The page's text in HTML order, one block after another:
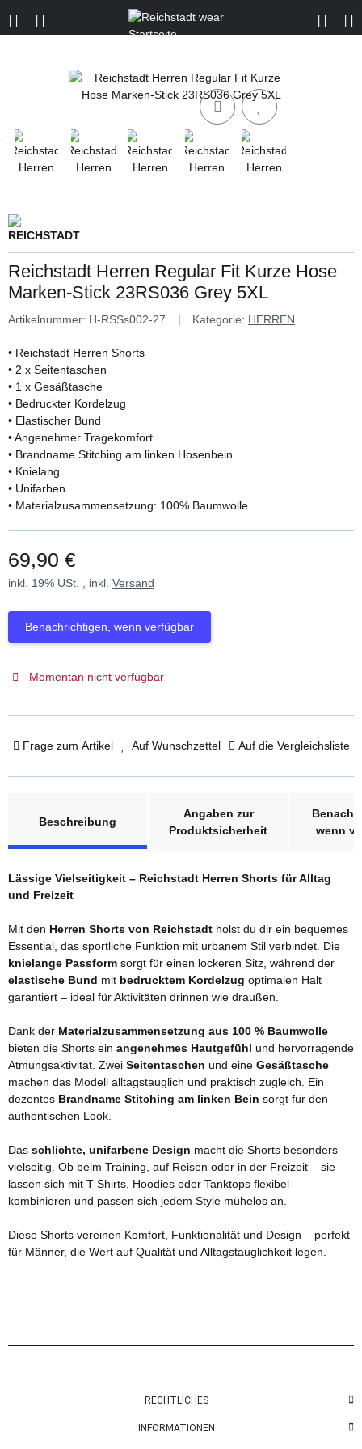
Reichstadt Herren Regular Fit Kurze Hose
Marken-Stick 23RS036 Grey 5XL
Artikelnummer: H-RSSs002-27 Kategorie: HERREN
• Reichstadt Herren Shorts
• 2 x Seitentaschen
• 1 x Gesäßtasche
• Bedruckter Kordelzug
• Elastischer Bund
• Angenehmer Tragekomfort
• Brandname Stitching am linken Hosenbein
• Knielang
• Unifarben
• Materialzusammensetzung: 100% Baumwolle
69,90 €
inkl. 19% USt. , inkl. Versand
Benachrichtigen, wenn verfügbar
Momentan nicht verfügbar
Frage zum Artikel Auf Wunschzettel Auf die Vergleichsliste
Beschreibung
Angaben zur
Produktsicherheit
wenn
Lässige Vielseitigkeit – Reichstadt Herren Shorts für Alltag
und Freizeit
Mit den Herren Shorts von Reichstadt holst du dir ein bequemes
Essential, das sportliche Funktion mit urbanem Stil verbindet. Die
knielange Passform sorgt für einen lockeren Sitz, während der
elastische Bund mit bedrucktem Kordelzug optimalen Halt
garantiert – ideal für Aktivitäten drinnen wie draußen.
Dank der Materialzusammensetzung aus 100 % Baumwolle
bieten die Shorts ein angenehmes Hautgefühl und hervorragende
Atmungsaktivität. Zwei Seitentaschen und eine Gesäßtasche
machen das Modell alltagstauglich und praktisch zugleich. Ein
dezentes Brandname Stitching am linken Bein sorgt für den
authentischen Look.
Das schlichte, unifarbene Design macht die Shorts besonders
vielseitig. Ob beim Training, auf Reisen oder in der Freizeit – sie
lassen sich mit T-Shirts, Hoodies oder Tanktops flexibel
kombinieren und passen sich jedem Style mühelos an.
Diese Shorts vereinen Komfort, Funktionalität und Design – perfekt
für Männer, die Wert auf Qualität und Alltagstauglichkeit legen.
RECHTLICHES
INFORMATIONEN